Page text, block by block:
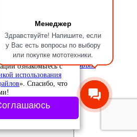
Менеджер
Здравствуйте! Напишите, если
у Вас есть вопросы по выбору
или покупке мототехники.
в
в
37 30 л., черный матовый
cookie-файлы,
ваши
и улучшить
Продолжая
вы соглашаетесь с
ознакомьтесь с
использования
». Спасибо, что